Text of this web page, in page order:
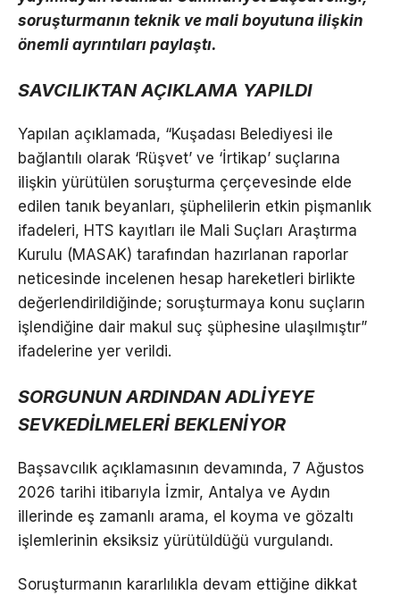
soruşturmanın teknik ve mali boyutuna ilişkin
önemli ayrıntıları paylaştı.
SAVCILIKTAN AÇIKLAMA YAPILDI
Yapılan açıklamada, “Kuşadası Belediyesi ile
bağlantılı olarak ‘Rüşvet’ ve ‘İrtikap’ suçlarına
ilişkin yürütülen soruşturma çerçevesinde elde
edilen tanık beyanları, şüphelilerin etkin pişmanlık
ifadeleri, HTS kayıtları ile Mali Suçları Araştırma
Kurulu (MASAK) tarafından hazırlanan raporlar
neticesinde incelenen hesap hareketleri birlikte
değerlendirildiğinde; soruşturmaya konu suçların
işlendiğine dair makul suç şüphesine ulaşılmıştır”
ifadelerine yer verildi.
SORGUNUN ARDINDAN ADLİYEYE
SEVKEDİLMELERİ BEKLENİYOR
Başsavcılık açıklamasının devamında, 7 Ağustos
2026 tarihi itibarıyla İzmir, Antalya ve Aydın
illerinde eş zamanlı arama, el koyma ve gözaltı
işlemlerinin eksiksiz yürütüldüğü vurgulandı.
Soruşturmanın kararlılıkla devam ettiğine dikkat